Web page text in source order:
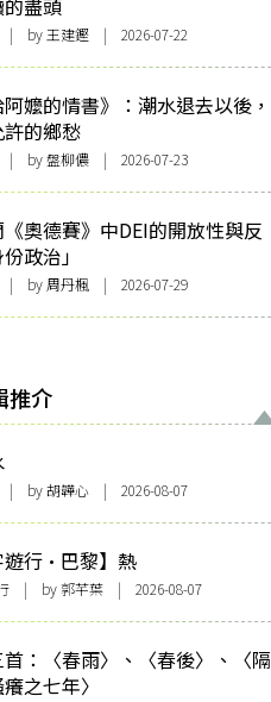
的盡頭
| by 王建鏗 | 2026-07-22
阿嬤的情書》：潮水退去以後，
的鄉愁
| by 盤柳儂 | 2026-07-23
奧德賽》中DEI的開放性與反
份政治」
| by 周丹楓 | 2026-07-29
推介
| by 胡韡心 | 2026-08-07
遊行·巴黎】熱
| by 郭芊葉 | 2026-08-07
首：〈春雨〉、〈春後〉、〈隔
之七年〉